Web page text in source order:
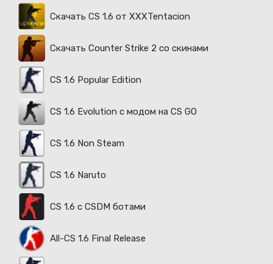
Скачать CS 1.6 от XXXTentacion
Скачать Counter Strike 2 со скинами
CS 1.6 Popular Edition
CS 1.6 Evolution с модом на CS GO
CS 1.6 Non Steam
CS 1.6 Naruto
CS 1.6 с CSDM ботами
All-CS 1.6 Final Release